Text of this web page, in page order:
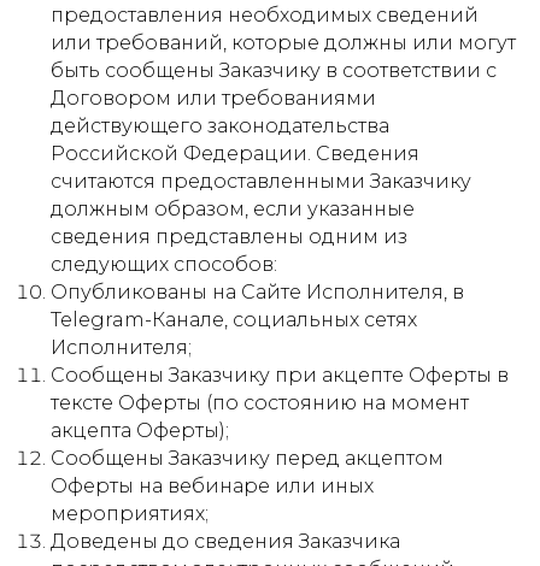
предоставления необходимых сведений
или требований, которые должны или могут
быть сообщены Заказчику в соответствии с
Договором или требованиями
действующего законодательства
Российской Федерации. Сведения
считаются предоставленными Заказчику
должным образом, если указанные
сведения представлены одним из
следующих способов:
Опубликованы на Сайте Исполнителя, в
Telegram-Канале, социальных сетях
Исполнителя;
Сообщены Заказчику при акцепте Оферты в
тексте Оферты (по состоянию на момент
акцепта Оферты);
Сообщены Заказчику перед акцептом
Оферты на вебинаре или иных
мероприятиях;
Доведены до сведения Заказчика